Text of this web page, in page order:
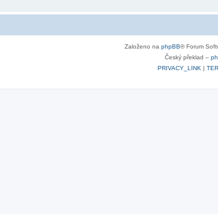
Založeno na phpBB® Forum
Český překlad –
PRIVACY_LINK |